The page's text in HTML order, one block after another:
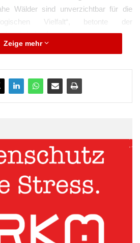
Wälder sind unverzichtbar für die
Vielfalt“, betonte der
der Auszeichnung.
ZUK/UN-Dekade/Peter Himsel“
den Einsatz der Akteure für die
Zeige mehr